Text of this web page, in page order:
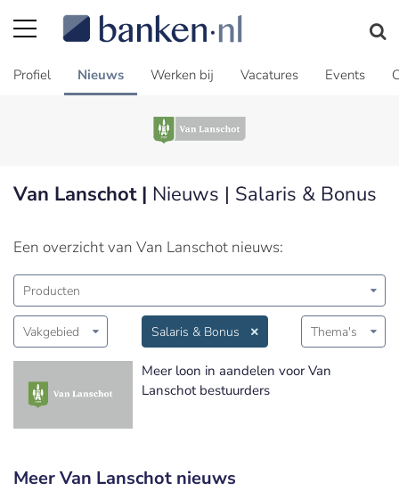
Profiel Nieuws Werken bij Vacatures Events
Van Lanschot | Nieuws | Salaris & Bonus
Een overzicht van Van Lanschot nieuws:
Producten
Vakgebied Salaris & Bonus Thema's
Meer loon in aandelen voor Van
Lanschot bestuurders
Meer Van Lanschot nieuws